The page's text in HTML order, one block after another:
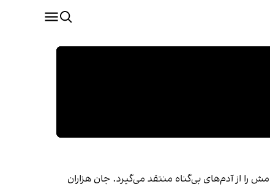
را از آدم‌های بی‌گناه منتقد می‌گیرد. جان هزاران